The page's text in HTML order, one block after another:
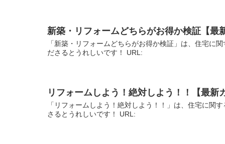
新築・リフォームどちらがお得か検証【最
「新築・リフォームどちらがお得か検証」は、住宅に
ださるとうれしいです！ URL:
リフォームしよう！絶対しよう！！【最新
「リフォームしよう！絶対しよう！！」は、住宅に関
さるとうれしいです！ URL: